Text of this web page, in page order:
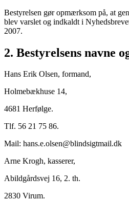
Bestyrelsen gør opmærksom på, at
blev varslet og indkaldt i
2007.
2. Bestyrelsens navne
Hans Erik Olsen, formand,
Holmebækhuse 14,
4681 Herfølge.
Tlf. 56 21 75 86.
Mail: hans.e.olsen@blindsigtmail.dk
Arne Krogh, kasserer,
Abildgårdsvej 16, 2. th.
2830 Virum.